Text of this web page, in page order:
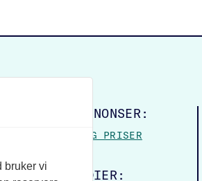
STILLINGSANNONSER:
INFORMASJON OG PRISER
SOSIALE MEDIER:
bruker vi